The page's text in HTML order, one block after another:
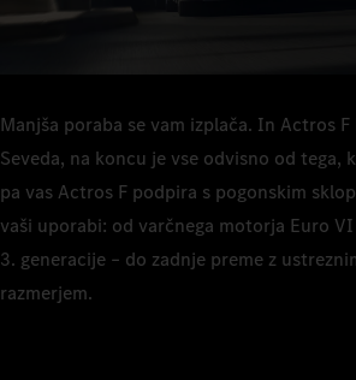
Manjša poraba se vam izplača. In Actros
Seveda, na koncu je vse odvisno od tega,
pa vas Actros F podpira s pogonskim
vaši uporabi: od varčnega motorja Euro
3. generacije – do zadnje preme z
razmerjem.